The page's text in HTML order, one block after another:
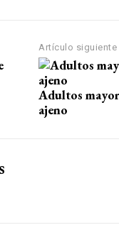
Artículo siguiente
Adultos
ajeno